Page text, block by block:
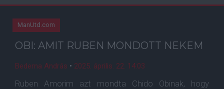
ManUtd.com
OBI: AMIT RUBEN MONDOTT NEKEM
Bederna András • 2025. április. 22. 14:03
Ruben Amorim azt mondta Chido Obinak, hogy